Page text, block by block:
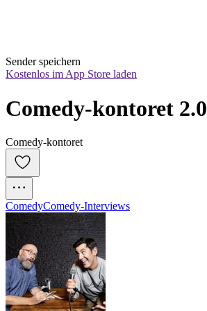
Sender speichern
Kostenlos im App Store laden
Comedy-kontoret 2.0
Comedy-kontoret
ComedyComedy-Interviews